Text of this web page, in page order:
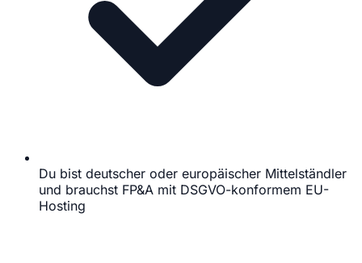
Du bist deutscher oder europäischer Mittelständler
und brauchst FP&A mit DSGVO-konformem EU-
Hosting